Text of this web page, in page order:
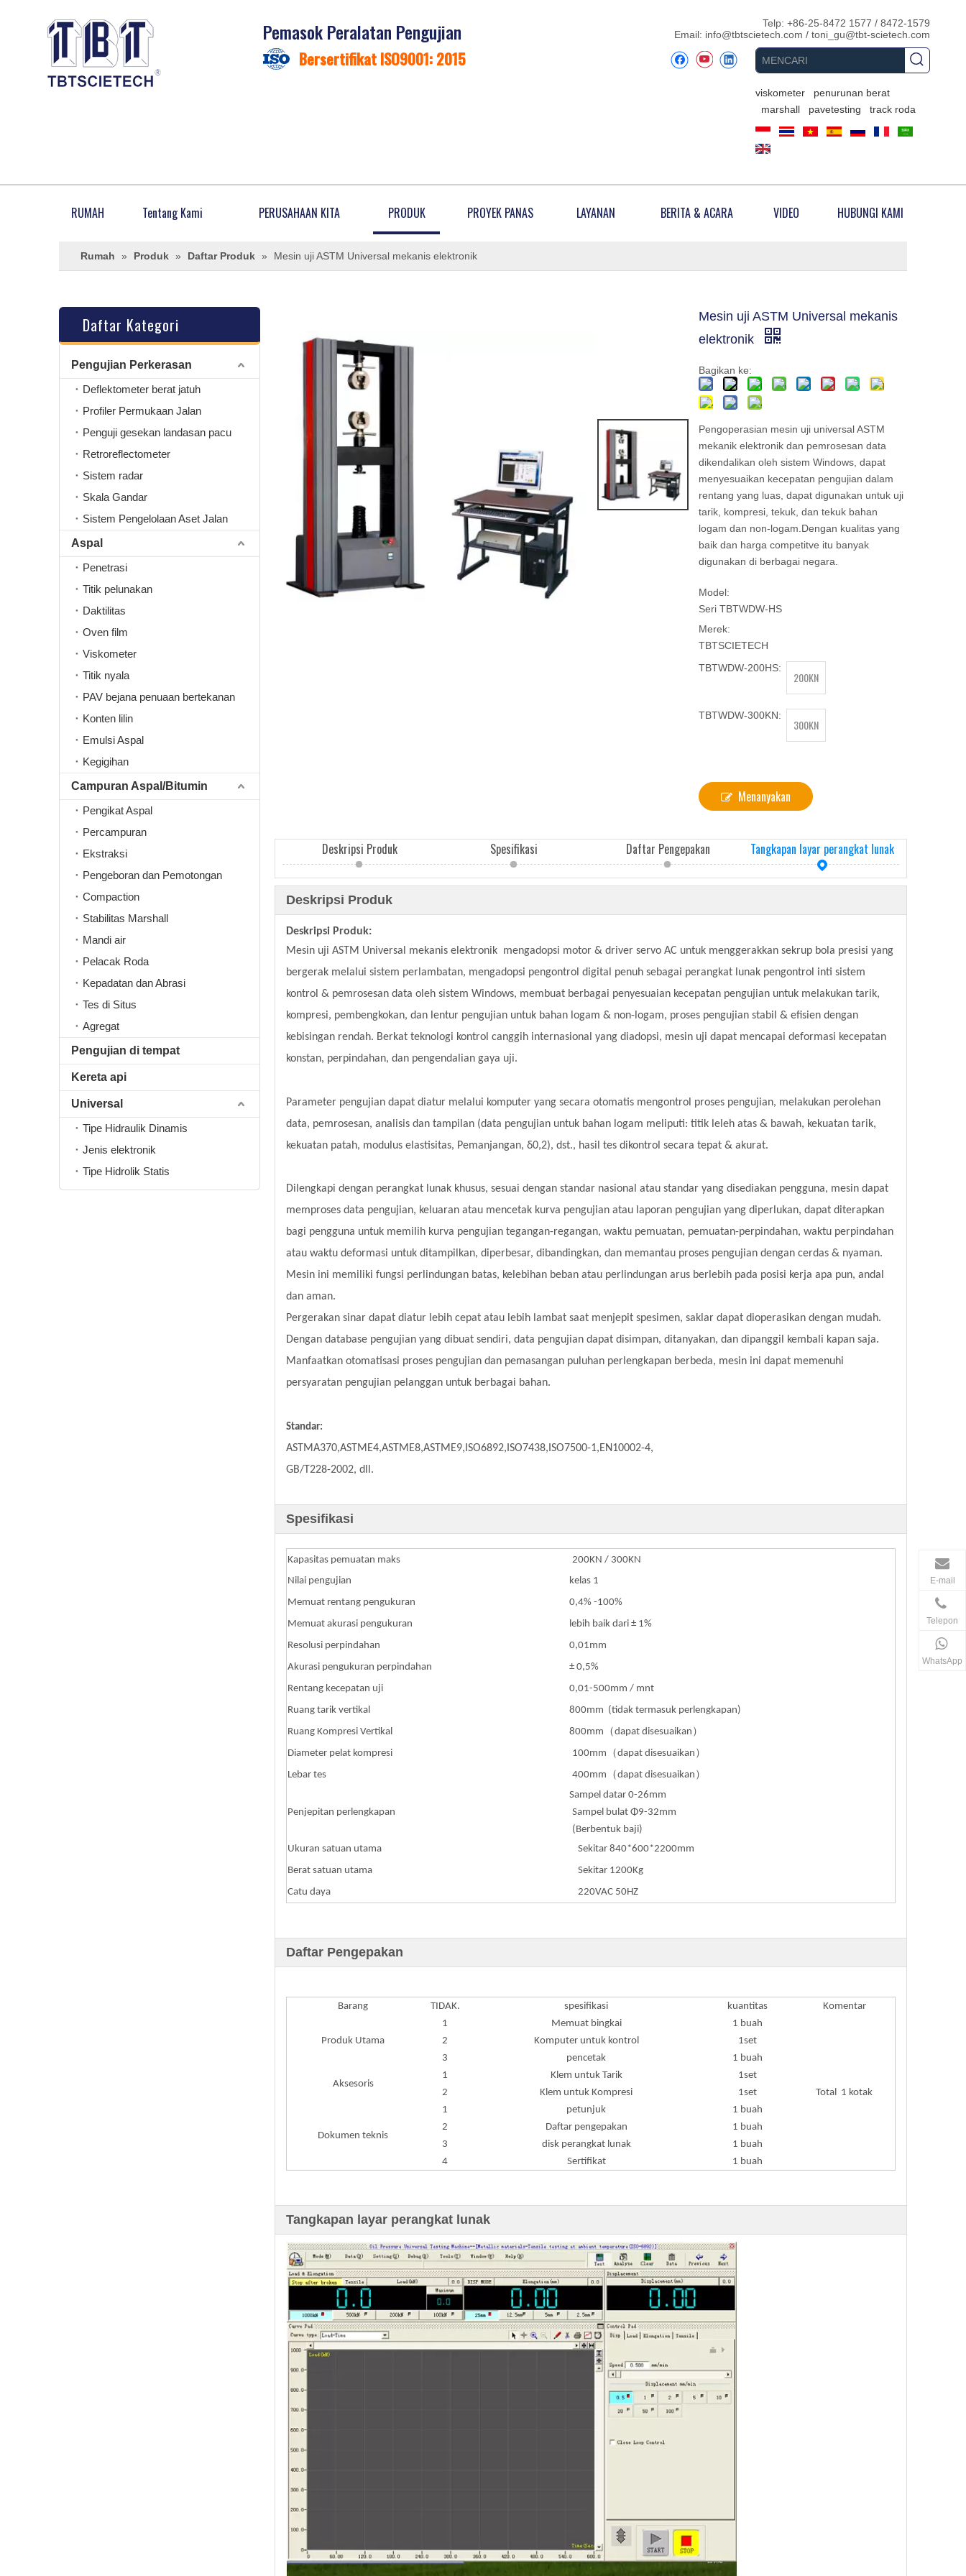
Pemasok Peralatan Pengujian
Bersertifikat ISO9001: 2015
Telp: +86-25-8472 1577 / 8472-1579
Email: info@tbtscietech.com / toni_gu@tbt-scietech.com
viskometer
penurunan berat
marshall
pavetesting track roda
RUMAH Tentang Kami PERUSAHAAN KITA PRODUK PROYEK PANAS LAYANAN BERITA & ACARA VIDEO HUBUNGI KAMI
Rumah » Produk » Daftar Produk » Mesin uji ASTM Universal mekanis elektronik
Daftar Kategori
Pengujian Perkerasan
Deflektometer berat jatuh
Profiler Permukaan Jalan
Penguji gesekan landasan pacu
Retroreflectometer
Sistem radar
Skala Gandar
Sistem Pengelolaan Aset Jalan
Aspal
Penetrasi
Titik pelunakan
Daktilitas
Oven film
Viskometer
Titik nyala
PAV bejana penuaan bertekanan
Konten lilin
Emulsi Aspal
Kegigihan
Campuran Aspal/Bitumin
Pengikat Aspal
Percampuran
Ekstraksi
Pengeboran dan Pemotongan
Compaction
Stabilitas Marshall
Mandi air
Pelacak Roda
Kepadatan dan Abrasi
Tes di Situs
Agregat
Pengujian di tempat
Kereta api
Universal
Tipe Hidraulik Dinamis
Jenis elektronik
Tipe Hidrolik Statis
Mesin uji ASTM Universal mekanis
elektronik
Bagikan ke:
Pengoperasian mesin uji universal ASTM
mekanik elektronik dan pemrosesan data
dikendalikan oleh sistem Windows, dapat
menyesuaikan kecepatan pengujian dalam
rentang yang luas, dapat digunakan untuk uji
tarik, kompresi, tekuk, dan tekuk bahan
logam dan non-logam.Dengan kualitas yang
baik dan harga competitve itu banyak
digunakan di berbagai negara.
Model:
Seri TBTWDW-HS
Merek:
TBTSCIETECH
TBTWDW-200HS:
200KN
TBTWDW-300KN:
300KN
Menanyakan
Deskripsi Produk Spesifikasi Daftar Pengepakan Tangkapan layar perangkat lunak
Deskripsi Produk
Deskripsi Produk:
Mesin uji ASTM Universal mekanis elektronik mengadopsi motor & driver servo AC untuk menggerakkan sekrup bola presisi yang
bergerak melalui sistem perlambatan, mengadopsi pengontrol digital penuh sebagai perangkat lunak pengontrol inti sistem
kontrol & pemrosesan data oleh sistem Windows, membuat berbagai penyesuaian kecepatan pengujian untuk melakukan tarik,
kompresi, pembengkokan, dan lentur pengujian untuk bahan logam & non-logam, proses pengujian stabil & efisien dengan
kebisingan rendah. Berkat teknologi kontrol canggih internasional yang diadopsi, mesin uji dapat mencapai deformasi kecepatan
konstan, perpindahan, dan pengendalian gaya uji.
Parameter pengujian dapat diatur melalui komputer yang secara otomatis mengontrol proses pengujian, melakukan perolehan
data, pemrosesan, analisis dan tampilan (data pengujian untuk bahan logam meliputi: titik leleh atas & bawah, kekuatan tarik,
kekuatan patah, modulus elastisitas, Pemanjangan, δ0,2), dst., hasil tes dikontrol secara tepat & akurat.
Dilengkapi dengan perangkat lunak khusus, sesuai dengan standar nasional atau standar yang disediakan pengguna, mesin dapat
memproses data pengujian, keluaran atau mencetak kurva pengujian atau laporan pengujian yang diperlukan, dapat diterapkan
bagi pengguna untuk memilih kurva pengujian tegangan-regangan, waktu pemuatan, pemuatan-perpindahan, waktu perpindahan
atau waktu deformasi untuk ditampilkan, diperbesar, dibandingkan, dan memantau proses pengujian dengan cerdas & nyaman.
Mesin ini memiliki fungsi perlindungan batas, kelebihan beban atau perlindungan arus berlebih pada posisi kerja apa pun, andal
dan aman.
Pergerakan sinar dapat diatur lebih cepat atau lebih lambat saat menjepit spesimen, saklar dapat dioperasikan dengan mudah.
Dengan database pengujian yang dibuat sendiri, data pengujian dapat disimpan, ditanyakan, dan dipanggil kembali kapan saja.
Manfaatkan otomatisasi proses pengujian dan pemasangan puluhan perlengkapan berbeda, mesin ini dapat memenuhi
persyaratan pengujian pelanggan untuk berbagai bahan.
Standar:
ASTMA370,ASTME4,ASTME8,ASTME9,ISO6892,ISO7438,ISO7500-1,EN10002-4,
GB/T228-2002, dll.
Spesifikasi
Kapasitas pemuatan maks
200KN / 300KN
Nilai pengujian
kelas 1
Memuat rentang pengukuran
0,4% -100%
Memuat akurasi pengukuran
lebih baik dari ± 1%
Resolusi perpindahan
0,01mm
Akurasi pengukuran perpindahan
± 0,5%
Rentang kecepatan uji
0,01-500mm / mnt
Ruang tarik vertikal
800mm (tidak termasuk perlengkapan)
Ruang Kompresi Vertikal
800mm （ dapat disesuaikan ）
Diameter pelat kompresi 100mm （ dapat disesuaikan ）
Lebar tes 400mm （ dapat disesuaikan ）
Penjepitan perlengkapan
Sampel datar 0-26mm
Sampel bulat Φ9-32mm
(Berbentuk baji)
Ukuran satuan utama
Sekitar 840*600*2200mm
Berat satuan utama
Sekitar 1200Kg
Catu daya
220VAC 50HZ
Daftar Pengepakan
Barang TIDAK. spesifikasi kuantitas Komentar
Produk Utama
1 Memuat bingkai 1 buah
Total 1 kotak
2 Komputer untuk kontrol
1set
3
pencetak 1 buah
Aksesoris
1 Klem untuk Tarik
1set
2
Klem untuk Kompresi 1set
Dokumen teknis
1 petunjuk
1 buah
2
Daftar pengepakan
1 buah
3
disk perangkat lunak
1 buah
4
Sertifikat 1 buah
Tangkapan layar perangkat lunak
E-mail
Telepon
WhatsApp